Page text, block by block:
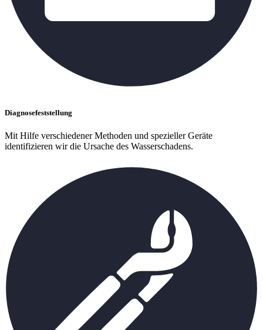
Diagnosefeststellung
Mit Hilfe verschiedener Methoden und spezieller Geräte
identifizieren wir die Ursache des Wasserschadens.